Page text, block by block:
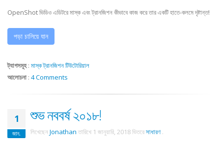
OpenShot ভিডিও এডিটরে মাস্ক এবং ট্রানজিশন কীভাবে কাজ করে তার একটি হাতে-কলমে দৃষ্টান্ত!
পড়া চালিয়ে যান
ট্যাগসমূহ: মাস্কট্রানজিশনটিউটোরিয়াল
আলোচনা : 4 Comments
1
জান.
শুভ নববর্ষ ২০১৮!
লিখেছেন Jonathan তারিখে 1 জানুয়ারি, 2018ভিতরেসাধারণ .